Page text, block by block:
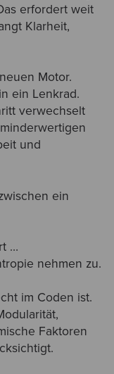
erfordert weit
Klarheit,
Motor.
ein Lenkrad.
verwechselt
und
ein
…
nehmen zu.
im Coden ist.
Faktoren